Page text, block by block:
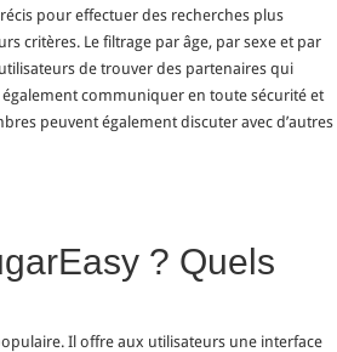
pour effectuer des recherches plus
critères. Le filtrage par âge, par sexe et par
de trouver des partenaires qui
communiquer en toute sécurité et
peuvent également discuter avec d’autres
? Quels
Il offre aux utilisateurs une interface